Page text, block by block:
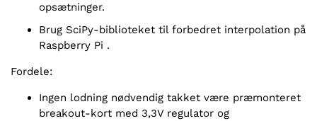
opsætninger.
Brug SciPy-biblioteket til forbedret interpolation på
Raspberry Pi .
Fordele:
Ingen lodning nødvendig takket være præmonteret
breakout-kort med 3,3V regulator og